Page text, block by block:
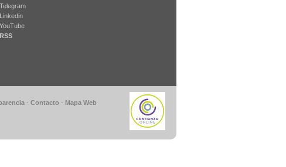
Telegram
Linkedin
YouTube
RSS
- Contacto - Mapa Web